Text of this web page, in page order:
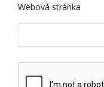
Webová stránka